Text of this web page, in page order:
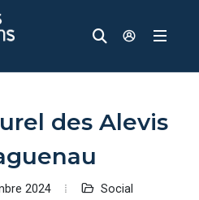
Recherche
Accèder à
des Alevis
2024 Social